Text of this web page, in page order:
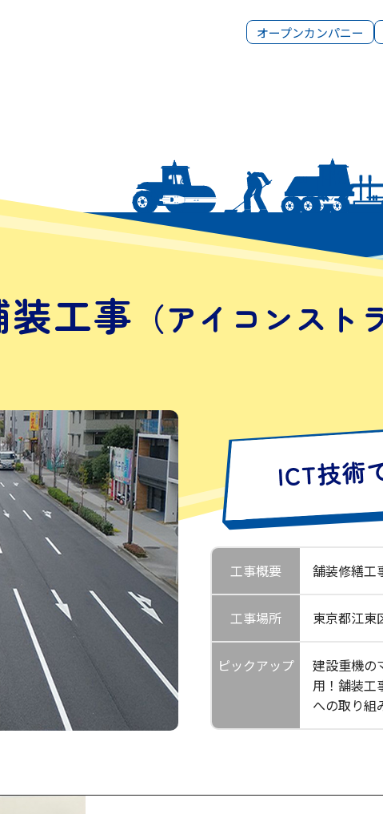
オープンカンパニー
工事 （アイコンス
工事概要 舗装修繕工
工事場所 東京都江東
ピックアップ
建設重機の
用！舗装工
への取り組